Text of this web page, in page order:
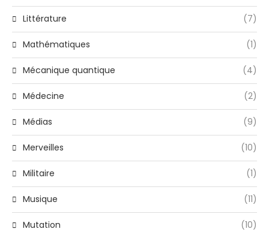
Littérature (7)
Mathématiques (1)
Mécanique quantique (4)
Médecine (2)
Médias (9)
Merveilles (10)
Militaire (1)
Musique (11)
Mutation (10)